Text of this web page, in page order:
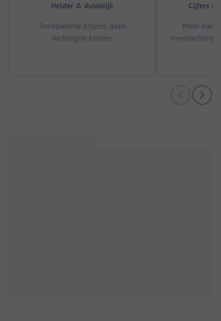
Helder & duidelijk
Transparante prijzen, geen
verborgen kosten
Cijfers
Meer dan